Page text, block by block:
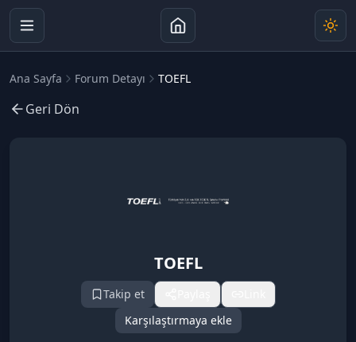
Ana Sayfa Forum Detayı TOEFL
Geri Dön
TOEFL
Takip et
Karşılaştırmaya ekle